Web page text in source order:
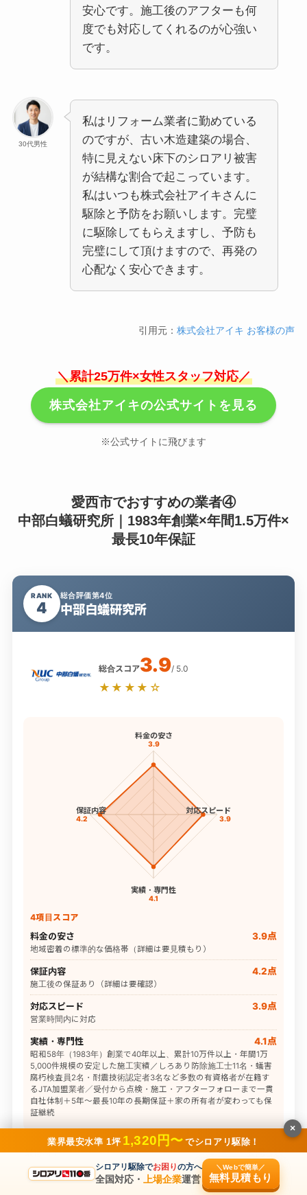
安心です。施工後のアフターも何
度でも対応してくれるのが心強い
です。
30代男性
私はリフォーム業者に勤めている
のですが、古い木造建築の場合、
特に見えない床下のシロアリ被害
が結構な割合で起こっています。
私はいつも株式会社アイキさんに
駆除と予防をお願いします。完璧
に駆除してもらえますし、予防も
完璧にして頂けますので、再発の
心配なく安心できます。
引用元：株式会社アイキ お客様の声
＼累計25万件×女性スタッフ対応／
株式会社アイキの公式サイトを見る
※公式サイトに飛びます
愛西市でおすすめの業者④
中部白蟻研究所｜1983年創業×年間1.5万件×
最長10年保証
RANK
4
総合評価第4位
中部白蟻研究所
総合スコア3.9/ 5.0
★★★★☆
料金の安さ
3.9
対応スピード
3.9
実績・専門性
4.1
保証内容
4.2
4項目スコア
料金の安さ 3.9点
地域密着の標準的な価格帯（詳細は要見積もり）
保証内容 4.2点
施工後の保証あり（詳細は要確認）
対応スピード 3.9点
営業時間内に対応
実績・専門性 4.1点
昭和58年（1983年）創業で40年以上、累計10万件以上・年間1万
5,000件規模の安定した施工実績／しろあり防除施工士11名・蟻害
腐朽検査員2名・耐震技術認定者3名など多数の有資格者が在籍す
るJTA加盟業者／受付から点検・施工・アフターフォローまで一貫
自社体制＋5年〜最長10年の長期保証＋家の所有者が変わっても保
証継続
最低料金 要問合せ
対応エリア 愛知県
業界最安水準 1坪 1,320円〜 でシロアリ駆除！
シロアリ駆除でお困りの方へ
全国対応・ 上場企業運営
＼Webで簡単／
無料見積もり
×